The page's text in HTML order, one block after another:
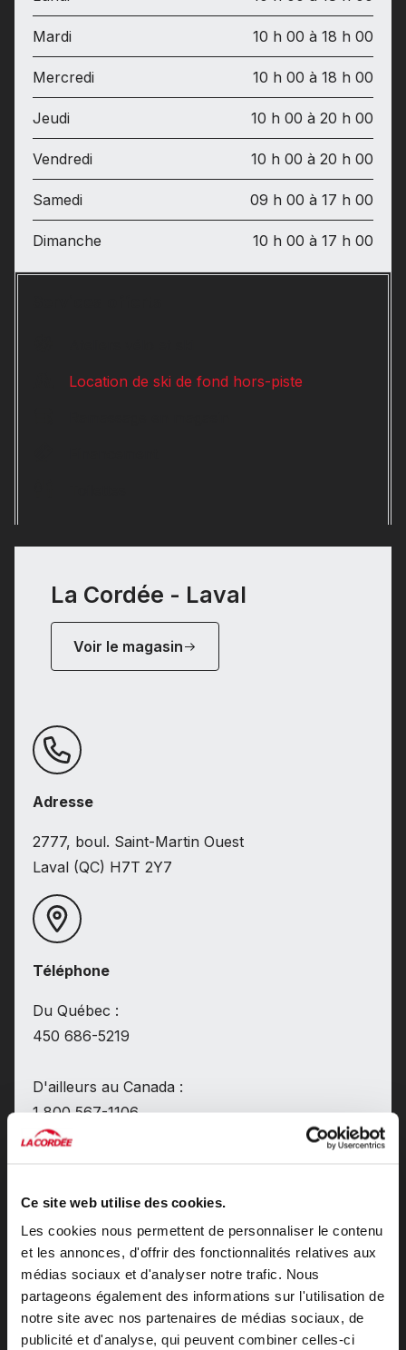
Ce site web utilise des cookies.
Les cookies nous permettent de personnaliser le contenu
et les annonces, d'offrir des fonctionnalités relatives aux
médias sociaux et d'analyser notre trafic. Nous
partageons également des informations sur l'utilisation de
notre site avec nos partenaires de médias sociaux, de
publicité et d'analyse, qui peuvent combiner celles-ci
Mardi 10 h 00 à 18 h 00
Mercredi 10 h 00 à 18 h 00
Jeudi 10 h 00 à 20 h 00
Vendredi 10 h 00 à 20 h 00
Samedi 09 h 00 à 17 h 00
Dimanche 10 h 00 à 17 h 00
Location de ski de fond hors-piste
La Cordée - Laval
Voir le magasin
Adresse
2777, boul. Saint-Martin Ouest
Laval (QC) H7T 2Y7
Téléphone
Du Québec :
450 686-5219
D'ailleurs au Canada :
1 800 567-1106
Lundi
Mardi 10 h 00 à 18 h 00
Mercredi 10 h 00 à 18 h 00
Jeudi 10 h 00 à 20 h 00